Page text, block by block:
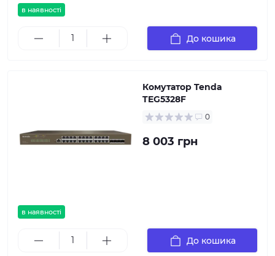
в наявності
До кошика
в наявності
Комутатор Tenda
TEG5328F
0
8 003 грн
До кошика